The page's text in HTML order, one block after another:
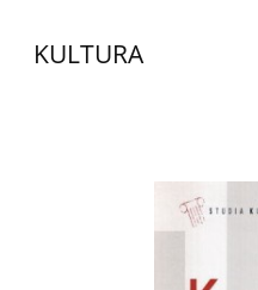
KULTURA